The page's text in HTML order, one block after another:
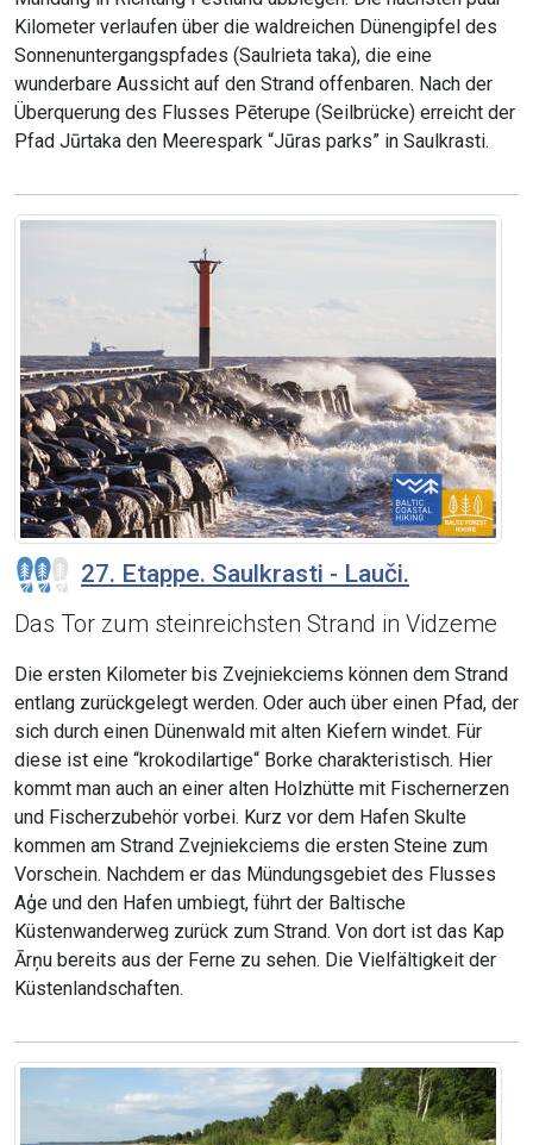
Kilometer verlaufen über die waldreichen Dünengipfel des
Sonnenuntergangspfades (Saulrieta taka), die eine
wunderbare Aussicht auf den Strand offenbaren. Nach der
Überquerung des Flusses Pēterupe (Seilbrücke) erreicht der
Pfad Jūrtaka den Meerespark “Jūras parks” in Saulkrasti.
27. Etappe. Saulkrasti - Lauči.
Das Tor zum steinreichsten Strand in Vidzeme
Die ersten Kilometer bis Zvejniekciems können dem Strand
entlang zurückgelegt werden. Oder auch über einen Pfad, der
sich durch einen Dünenwald mit alten Kiefern windet. Für
diese ist eine “krokodilartige“ Borke charakteristisch. Hier
kommt man auch an einer alten Holzhütte mit Fischernerzen
und Fischerzubehör vorbei. Kurz vor dem Hafen Skulte
kommen am Strand Zvejniekciems die ersten Steine zum
Vorschein. Nachdem er das Mündungsgebiet des Flusses
Aģe und den Hafen umbiegt, führt der Baltische
Küstenwanderweg zurück zum Strand. Von dort ist das Kap
Ārņu bereits aus der Ferne zu sehen. Die Vielfältigkeit der
Küstenlandschaften.